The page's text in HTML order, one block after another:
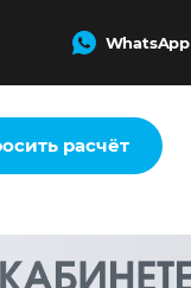
WhatsApp
расчёт